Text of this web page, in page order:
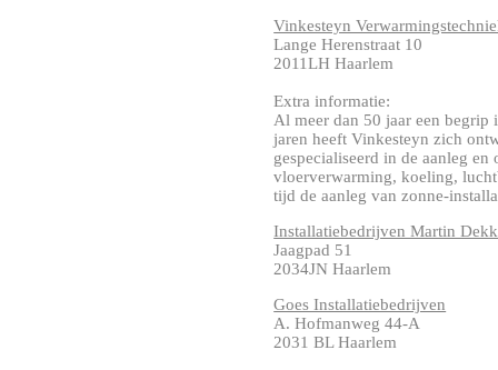
Vinkesteyn
Lange Herenstraat 10
2011LH Haarlem
Extra informatie:
Al meer dan 50 jaar een
jaren heeft Vinkesteyn zich
gespecialiseerd in de aanleg
vloerverwarming, koeling,
tijd de aanleg van zonne-
Installatiebedrijven Martin
Jaagpad 51
2034JN Haarlem
Goes Installatiebedrijven
A. Hofmanweg 44-A
2031 BL Haarlem